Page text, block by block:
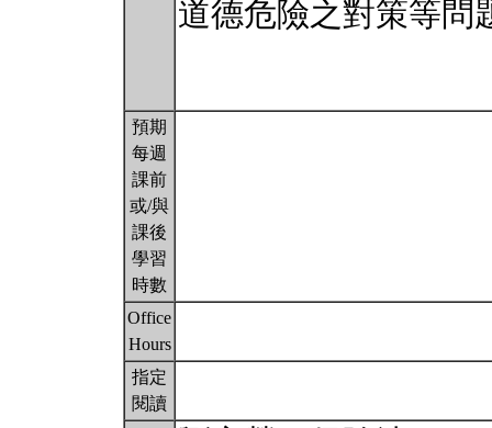
道德危險之對策等問
預期
每週
課前
或/與
課後
學習
時數
Office
Hours
指定
閱讀